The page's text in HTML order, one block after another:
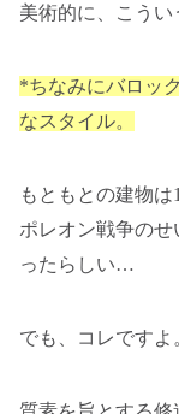
美術的に、こうい
*ちなみにバロッ
なスタイル。
もともとの建物
ポレオン戦争の
ったらしい…
でも、コレですよ